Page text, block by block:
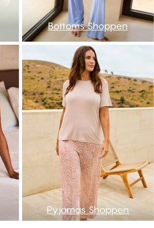
Bottoms Shoppen
Pyjamas Shoppen